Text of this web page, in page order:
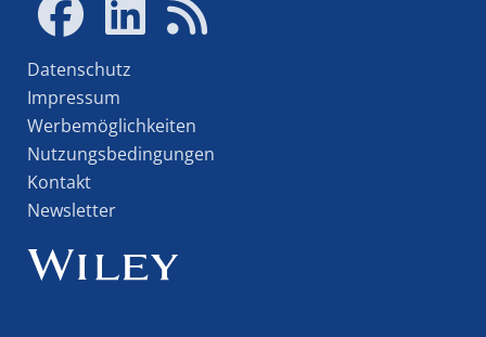
Datenschutz
Impressum
Werbemöglichkeiten
Nutzungsbedingungen
Kontakt
Newsletter